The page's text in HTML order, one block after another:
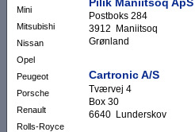
Mini
Mitsubishi
Nissan
Opel
Peugeot
Porsche
Renault
Rolls-Royce
Postboks 284
3912 Maniitsoq
Grønland
Cartronic A/S
Tværvej 4
Box 30
6640 Lunderskov